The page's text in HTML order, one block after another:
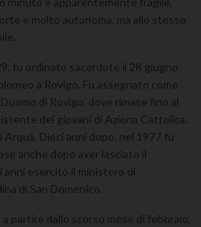
e molto autonoma, ma allo stesso
fu ordinato sacerdote il 28 giugno
a Rovigo. Fu assegnato come
di Rovigo, dove rimase fino al
dei giovani di Aziona Cattolica.
Dieci anni dopo, nel 1977 fu
anche dopo aver lasciato il
anni esercitò il ministero di
di San Domenico.
partire dallo scorso mese di febbraio,